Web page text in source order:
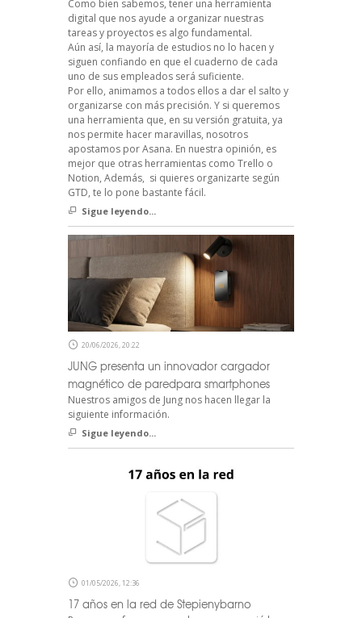
Como bien sabemos, tener una herramienta
digital que nos ayude a organizar nuestras
tareas y proyectos es algo fundamental.
Aún así, la mayoría de estudios no lo hacen y
siguen confiando en que el cuaderno de cada
uno de sus empleados será suficiente.
Por ello, animamos a todos ellos a dar el salto y
organizarse con más precisión. Y si queremos
una herramienta que, en su versión gratuita, ya
nos permite hacer maravillas, nosotros
apostamos por Asana. En nuestra opinión, es
mejor que otras herramientas como Trello o
Notion, Además, si quieres organizarte según
GTD, te lo pone bastante fácil.
Sigue leyendo...
20/06/2026, 20:22
JUNG presenta un innovador cargador
magnético de paredpara smartphones
Nuestros amigos de Jung nos hacen llegar la
siguiente información.
Sigue leyendo...
01/05/2026, 12:36
17 años en la red de Stepienybarno